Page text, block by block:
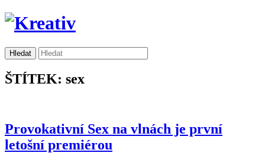
ŠTÍTEK: sex
Provokativní Sex na vlnách je první
letošní premiérou